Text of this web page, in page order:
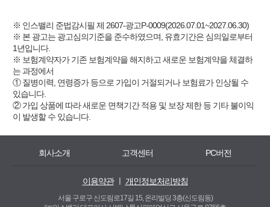
※ 인스밸리 준법감시필 제 2607-광고P-0009(2026.07.01~2027.06.30)
※ 본 광고는 광고심의기준을 준수하였으며, 유효기간은 심의일로부터
1년입니다.
※ 보험계약자가 기존 보험계약을 해지하고 새로운 보험계약을 체결하
는 과정에서
① 질병이력, 연령증가 등으로 가입이 거절되거나 보험료가 인상될 수
있습니다.
② 가입 상품에 따라 새로운 면책기간 적용 및 보장 제한 등 기타 불이익
이 발생할 수 있습니다.
회사소개 고객센터 PC버전
이용약관ㅣ 개인정보처리방침
서울 구로구 신도림로17길 15, 온리빌딩 3층(신도림동)